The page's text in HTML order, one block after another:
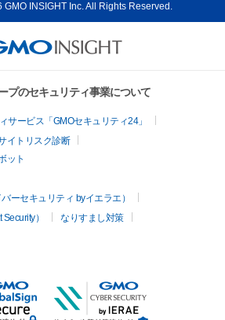
INSIGHT Inc. All Rights Reserved.
プのセキュリティ事業について
サービス「GMOセキュリティ24」
イトリスク診断
ット
ーセキュリティ byイエラエ）
）
なりすまし対策